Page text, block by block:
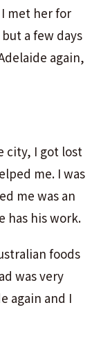
met her for
a few days
again,
city, I got lost
me. I was
me was an
has his work.
foods
was very
again and I